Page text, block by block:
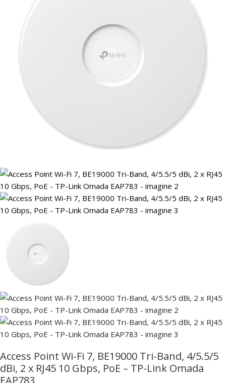
Access Point Wi-Fi 7, BE19000 Tri-Band, 4/5.5/5
dBi, 2 x RJ45 10 Gbps, PoE – TP-Link Omada
EAP783